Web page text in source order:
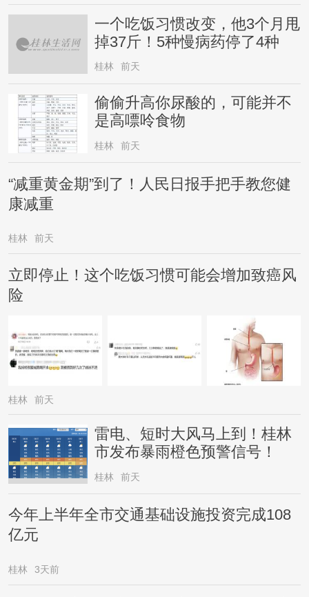
一个吃饭习惯改变，他3个月甩
掉37斤！5种慢病药停了4种
桂林 前天
偷偷升高你尿酸的，可能并不
是高嘌呤食物
桂林 前天
“减重黄金期”到了！人民日报手把手教您健
康减重
桂林 前天
立即停止！这个吃饭习惯可能会增加致癌风
险
桂林 前天
雷电、短时大风马上到！桂林
市发布暴雨橙色预警信号！
桂林 前天
今年上半年全市交通基础设施投资完成108
亿元
桂林 3天前